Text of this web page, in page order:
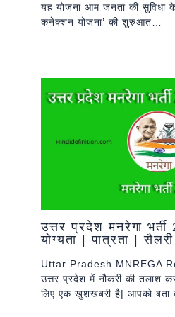
यह योजना आम जनता की सुविधा
कनेक्शन योजना’ की शुरुआत…
उत्तर प्रदेश मनरेगा
योग्यता | पात्रता |
Uttar Pradesh MNREGA
उत्तर प्रदेश में नौकरी की तलाश
लिए एक खुशखबरी है| आपको बता